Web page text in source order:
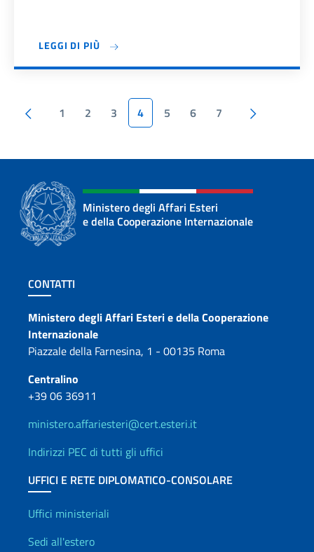
LEGGI DI PIÙ
Pagina precedente
1 2 3 4 5 6 7
Ministero degli Affari Esteri
e della Cooperazione Internazionale
Sezione footer
CONTATTI
Contatti
Ministero degli Affari Esteri e della Cooperazione
Internazionale
Piazzale della Farnesina, 1 - 00135 Roma
Centralino
+39 06 36911
ministero.affariesteri@cert.esteri.it
Indirizzi PEC di tutti gli uffici
UFFICI E RETE DIPLOMATICO-CONSOLARE
Uffici e Rete diplomatica
Uffici ministeriali
Sedi all'estero